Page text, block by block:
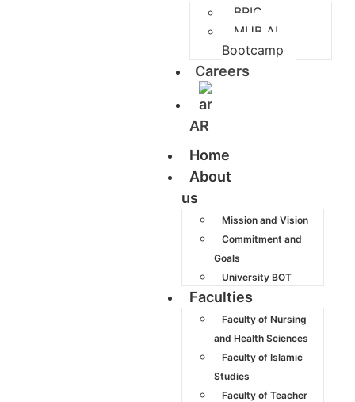
BRIC
MUB AI
Bootcamp
Careers
AR
Home
About
us
Mission and Vision
Commitment and
Goals
University BOT
Faculties
Faculty of Nursing
and Health Sciences
Faculty of Islamic
Studies
Faculty of Teacher